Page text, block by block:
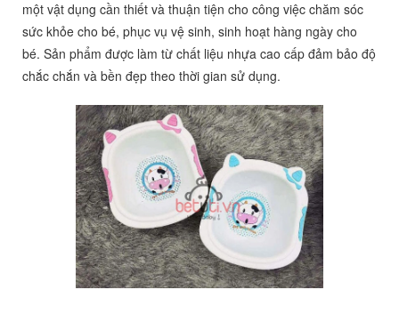
một vật dụng cần thiết và thuận tiện cho công việc chăm sóc
sức khỏe cho bé, phục vụ vệ sinh, sinh hoạt hàng ngày cho
bé. Sản phẩm được làm từ chất liệu nhựa cao cấp đảm bảo độ
chắc chắn và bền đẹp theo thời gian sử dụng.